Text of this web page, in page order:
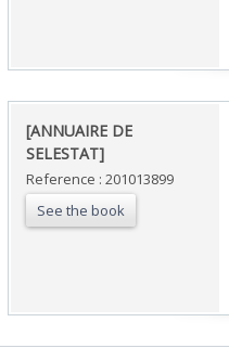
‎[ANNUAIRE DE
SELESTAT]‎
Reference : 201013899
See the book